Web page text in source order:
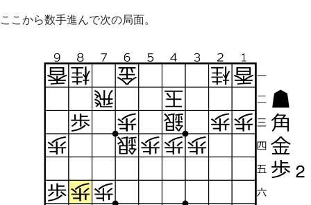
ここから数手進んで次の局面。